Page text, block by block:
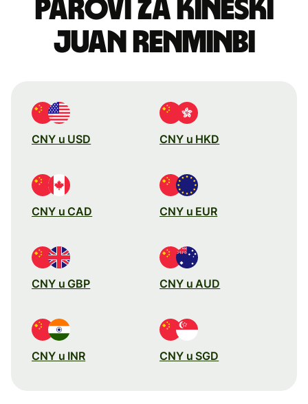
parovi za kineski
juan renminbi
CNY u USD CNY u HKD
CNY u CAD CNY u EUR
CNY u GBP CNY u AUD
CNY u INR CNY u SGD